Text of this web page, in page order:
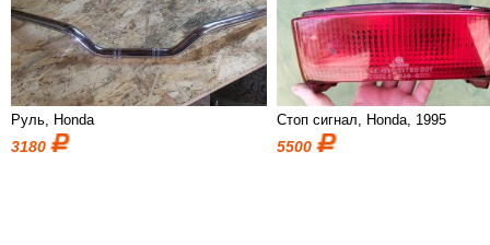
Руль, Honda
3180
Стоп сигнал, Honda, 1995
5500